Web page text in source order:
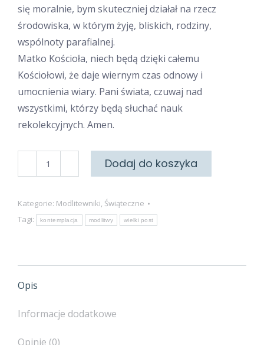
się moralnie, bym skuteczniej działał na rzecz
środowiska, w którym żyję, bliskich, rodziny,
wspólnoty parafialnej.
Matko Kościoła, niech będą dzięki całemu
Kościołowi, że daje wiernym czas odnowy i
umocnienia wiary. Pani świata, czuwaj nad
wszystkimi, którzy będą słuchać nauk
rekolekcyjnych. Amen.
Modlitewnik
Dodaj do koszyka
Kategorie: Modlitewniki, Świąteczne
Tagi:
kontemplacja modlitwy wielki post
Opis
Informacje dodatkowe
Opinie (0)